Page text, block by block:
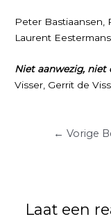
Peter Bastiaansen,
Laurent
Niet aanwezig, niet
Visser, Gerrit de
Berichtnavigatie
← Vorige
Laat een